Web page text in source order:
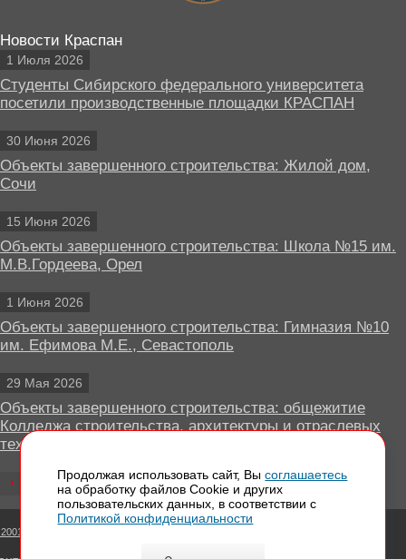
Новости Краспан
1 Июля 2026
Студенты Сибирского федерального университета
посетили производственные площадки КРАСПАН
30 Июня 2026
Объекты завершенного строительства: Жилой дом,
Сочи
15 Июня 2026
Объекты завершенного строительства: Школа №15 им.
М.В.Гордеева, Орел
1 Июня 2026
Объекты завершенного строительства: Гимназия №10
им. Ефимова М.Е., Севастополь
29 Мая 2026
Объекты завершенного строительства: общежитие
Колледжа строительства, архитектуры и отраслевых
технологий, Липецк
Все новости
- 2026 Вентилируемые фасады КРАСПАН
Продолжая использовать сайт, Высоглашаетесь
на обработку файлов Сookie и других
пользовательских данных, в соответствии с
Политикой конфиденциальности